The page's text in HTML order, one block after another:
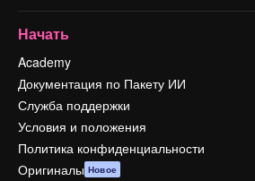
Начать
Academy
Документация по Пакету ИИ
Служба поддержки
Условия и положения
Политика конфиденциальности
Оригиналы Новое